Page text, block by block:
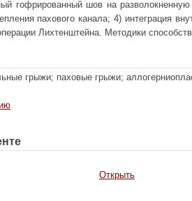
гофрированный шов на разволокненную
пахового канала; 4) интеграция
Лихтенштейна. Методики
грыжи; паховые грыжи;
Открыть